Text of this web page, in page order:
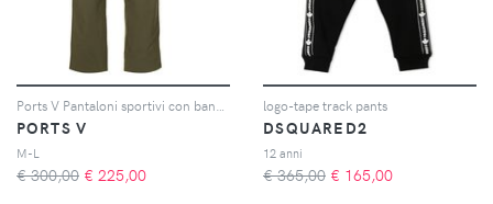
Ports V Pantaloni sportivi con banda laterale - Verde
PORTS V
M-L
€ 300,00 € 225,00
logo-tape track pants
DSQUARED2
12 anni
€ 365,00 € 165,00